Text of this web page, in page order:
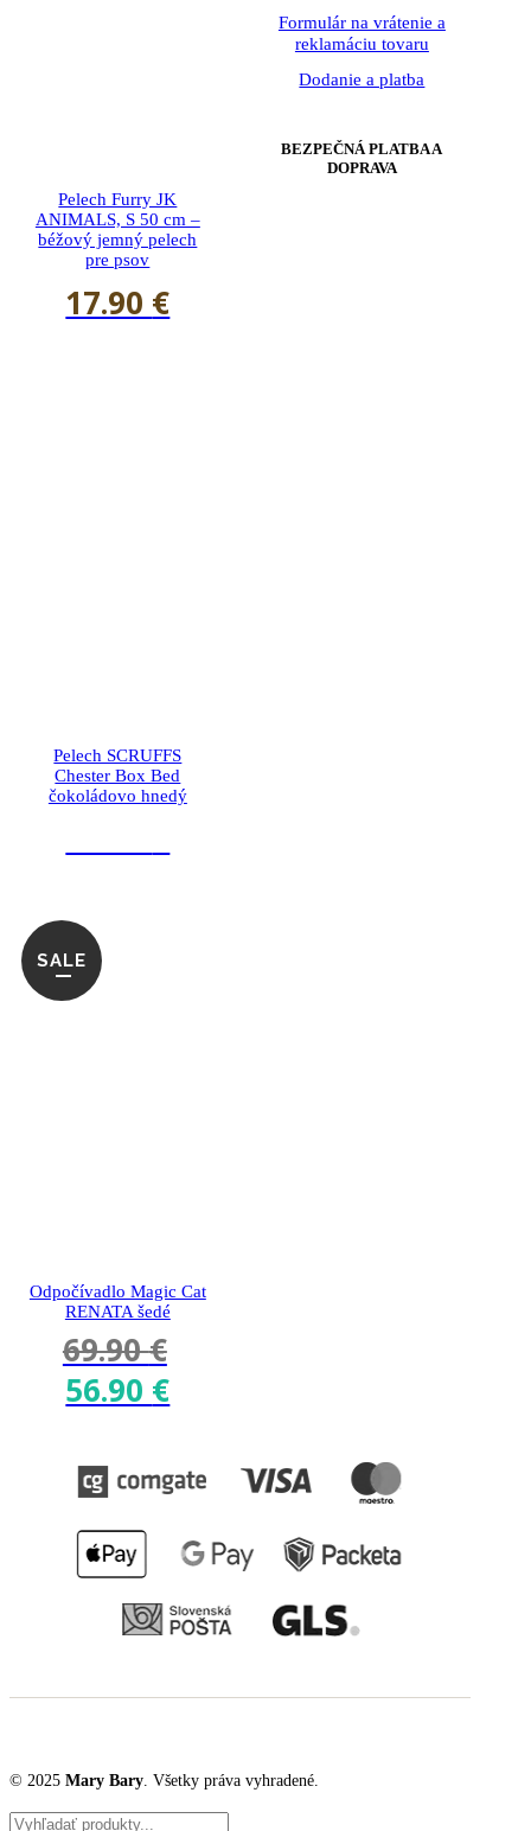
Pelech Furry JK
ANIMALS, S 50 cm –
béžový jemný pelech
pre psov
17.90 €
Pelech SCRUFFS
Chester Box Bed
čokoládovo hnedý
SALE
Odpočívadlo Magic Cat
RENATA šedé
69.90€
Original
69.90 €.
56.90 €Current
56.90 €.
Formulár na vrátenie a
reklamáciu tovaru
Dodanie a platba
BEZPEČNÁ PLATBA A
DOPRAVA
© 2025 Mary Bary . Všetky práva vyhradené.
Products